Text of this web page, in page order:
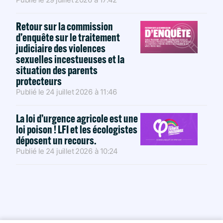
Retour sur la commission
d’enquête sur le traitement
judiciaire des violences
sexuelles incestueuses et la
situation des parents
protecteurs
Publié le 24 juillet 2026 à 11:46
La loi d’urgence agricole est une
loi poison ! LFI et les écologistes
déposent un recours.
Publié le 24 juillet 2026 à 10:24